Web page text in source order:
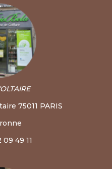
75011 PARIS
09 49 11